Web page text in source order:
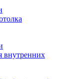
внутренних